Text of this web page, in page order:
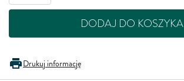
DODAJ DO KOSZYKA
Drukuj informację